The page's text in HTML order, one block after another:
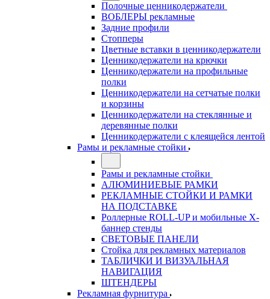
Полочные ценникодержатели
ВОБЛЕРЫ рекламные
Задние профили
Стопперы
Цветные вставки в ценникодержатели
Ценникодержатели на крючки
Ценникодержатели на профильные
полки
Ценникодержатели на сетчатые полки
и корзины
Ценникодержатели на стеклянные и
деревянные полки
Ценникодержатели с клеящейся лентой
Рамы и рекламные стойки
Рамы и рекламные стойки
АЛЮМИНИЕВЫЕ РАМКИ
РЕКЛАМНЫЕ СТОЙКИ И РАМКИ
НА ПОДСТАВКЕ
Роллерные ROLL-UP и мобильные X-
баннер стенды
СВЕТОВЫЕ ПАНЕЛИ
Стойка для рекламных материалов
ТАБЛИЧКИ И ВИЗУАЛЬНАЯ
НАВИГАЦИЯ
ШТЕНДЕРЫ
Рекламная фурнитура